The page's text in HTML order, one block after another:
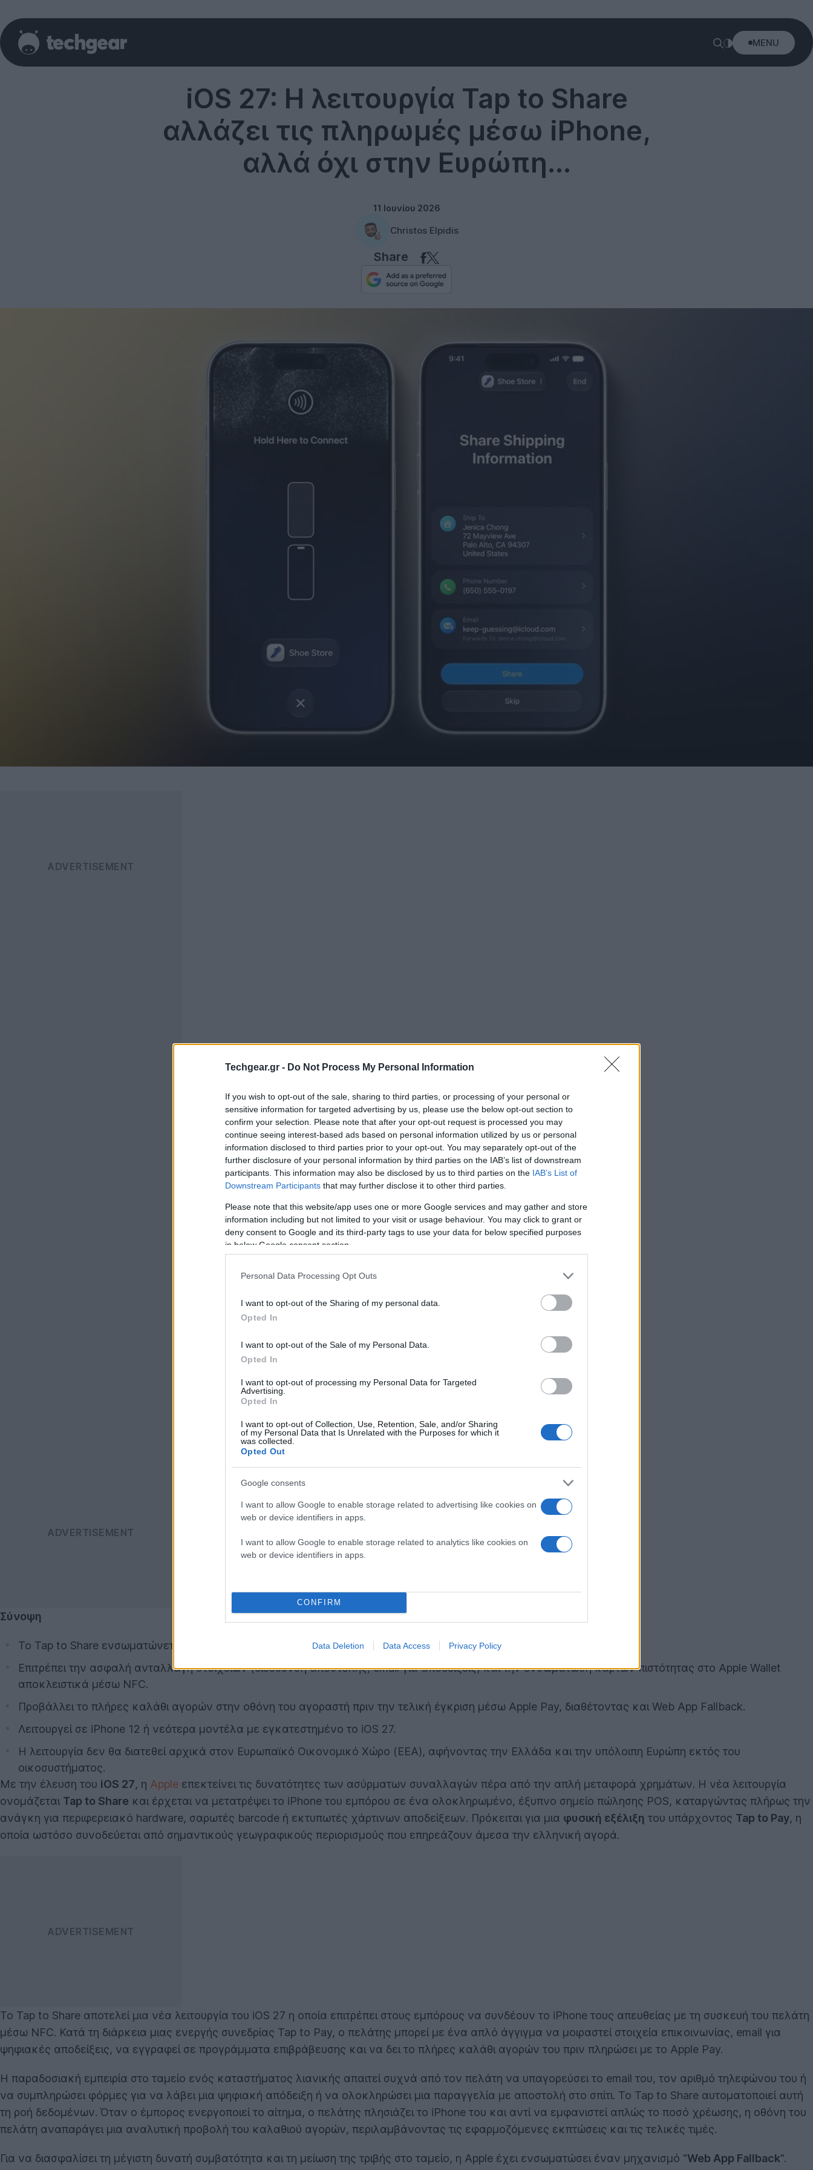
Techgear.gr - Do Not Process My Personal Information
If you wish to opt-out of the sale, sharing to third parties, or processing of your personal or
sensitive information for targeted advertising by us, please use the below opt-out section to
confirm your selection. Please note that after your opt-out request is processed you may
continue seeing interest-based ads based on personal information utilized by us or personal
information disclosed to third parties prior to your opt-out. You may separately opt-out of the
further disclosure of your personal information by third parties on the IAB’s list of downstream
participants. This information may also be disclosed by us to third parties on the IAB’s List of
Downstream Participants that may further disclose it to other third parties.
Please note that this website/app uses one or more Google services and may gather and store
information including but not limited to your visit or usage behaviour. You may click to grant or
deny consent to Google and its third-party tags to use your data for below specified purposes
in below Google consent section.
Personal Data Processing Opt Outs
I want to opt-out of the Sharing of my personal data.
Opted In
I want to opt-out of the Sale of my Personal Data.
Opted In
I want to opt-out of processing my Personal Data for Targeted
Advertising.
Opted In
I want to opt-out of Collection, Use, Retention, Sale, and/or Sharing
of my Personal Data that Is Unrelated with the Purposes for which it
was collected.
Opted Out
Google consents
I want to allow Google to enable storage related to advertising like cookies on
web or device identifiers in apps.
I want to allow Google to enable storage related to analytics like cookies on
web or device identifiers in apps.
CONFIRM
Data Deletion Data Access Privacy Policy
MENU
iOS 27: Η λειτουργία Tap to Share
αλλάζει τις πληρωμές μέσω iPhone,
αλλά όχι στην Ευρώπη...
11 Ιουνίου 2026
Christos Elpidis
Share
Σύνοψη
Το Tap to Share ενσωματώνεται στο iOS 27, επεκτείνοντας τις δυνατότητες του Tap to Pay on iPhone.
Επιτρέπει την ασφαλή ανταλλαγή στοιχείων (διεύθυνση αποστολής, email για αποδείξεις) και την ενσωμάτωση καρτών πιστότητας στο Apple Wallet
αποκλειστικά μέσω NFC.
Προβάλλει το πλήρες καλάθι αγορών στην οθόνη του αγοραστή πριν την τελική έγκριση μέσω Apple Pay, διαθέτοντας και Web App Fallback.
Λειτουργεί σε iPhone 12 ή νεότερα μοντέλα με εγκατεστημένο το iOS 27.
Η λειτουργία δεν θα διατεθεί αρχικά στον Ευρωπαϊκό Οικονομικό Χώρο (EEA), αφήνοντας την Ελλάδα και την υπόλοιπη Ευρώπη εκτός του
οικοσυστήματος.
Με την έλευση του iOS 27, η Apple επεκτείνει τις δυνατότητες των ασύρματων συναλλαγών πέρα από την απλή μεταφορά χρημάτων. Η νέα λειτουργία
ονομάζεται Tap to Share και έρχεται να μετατρέψει το iPhone του εμπόρου σε ένα ολοκληρωμένο, έξυπνο σημείο πώλησης POS, καταργώντας πλήρως την
ανάγκη για περιφερειακό hardware, σαρωτές barcode ή εκτυπωτές χάρτινων αποδείξεων. Πρόκειται για μια φυσική εξέλιξη του υπάρχοντος Tap to Pay, η
οποία ωστόσο συνοδεύεται από σημαντικούς γεωγραφικούς περιορισμούς που επηρεάζουν άμεσα την ελληνική αγορά.
Το Tap to Share αποτελεί μια νέα λειτουργία του iOS 27 η οποία επιτρέπει στους εμπόρους να συνδέουν το iPhone τους απευθείας με τη συσκευή του πελάτη
μέσω NFC. Κατά τη διάρκεια μιας ενεργής συνεδρίας Tap to Pay, ο πελάτης μπορεί με ένα απλό άγγιγμα να μοιραστεί στοιχεία επικοινωνίας, email για
ψηφιακές αποδείξεις, να εγγραφεί σε προγράμματα επιβράβευσης και να δει το πλήρες καλάθι αγορών του πριν πληρώσει με το Apple Pay.
Η παραδοσιακή εμπειρία στο ταμείο ενός καταστήματος λιανικής απαιτεί συχνά από τον πελάτη να υπαγορεύσει το email του, τον αριθμό τηλεφώνου του ή
να συμπληρώσει φόρμες για να λάβει μια ψηφιακή απόδειξη ή να ολοκληρώσει μια παραγγελία με αποστολή στο σπίτι. Το Tap to Share αυτοματοποιεί αυτή
τη ροή δεδομένων. Όταν ο έμπορος ενεργοποιεί το αίτημα, ο πελάτης πλησιάζει το iPhone του και αντί να εμφανιστεί απλώς το ποσό χρέωσης, η οθόνη του
πελάτη αναπαράγει μια αναλυτική προβολή του καλαθιού αγορών, περιλαμβάνοντας τις εφαρμοζόμενες εκπτώσεις και τις τελικές τιμές.
Για να διασφαλίσει τη μέγιστη δυνατή συμβατότητα και τη μείωση της τριβής στο ταμείο, η Apple έχει ενσωματώσει έναν μηχανισμό "Web App Fallback".